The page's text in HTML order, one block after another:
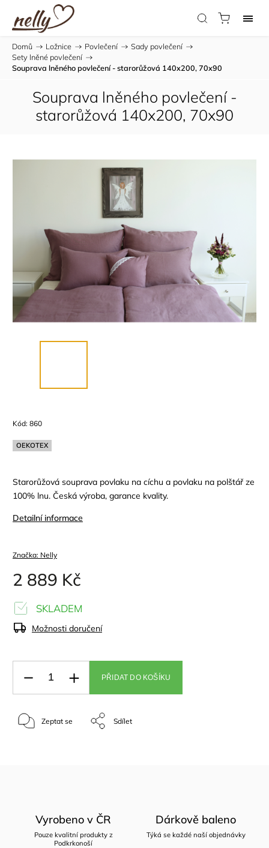
Domů / Ložnice / Povlečení / Sady povlečení /
Sety lněné povlečení /
Souprava lněného povlečení - starorůžová 140x200, 70x90
Souprava lněného povlečení -
starorůžová 140x200, 70x90
Kód: 860
OEKOTEX
Starorůžová souprava povlaku na cíchu a povlaku na polštář ze
100% lnu. Česká výroba, garance kvality.
Detailní informace
Značka: Nelly
2 889 Kč
SKLADEM
Možnosti doručení
PŘIDAT DO KOŠÍKU
Zeptat se Sdílet
Vyrobeno v ČR
Pouze kvalitní produkty z
Podkrkonoší
Dárkově baleno
Týká se každé naší objednávky